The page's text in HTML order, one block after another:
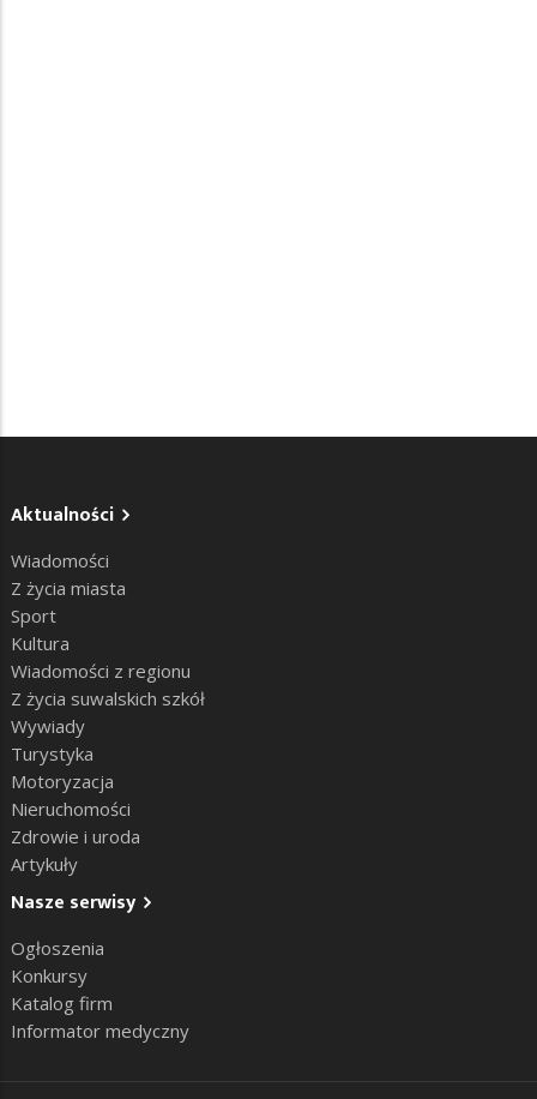
Aktualności
Wiadomości
Z życia miasta
Sport
Kultura
Wiadomości z regionu
Z życia suwalskich szkół
Wywiady
Turystyka
Motoryzacja
Nieruchomości
Zdrowie i uroda
Artykuły
Nasze serwisy
Ogłoszenia
Konkursy
Katalog firm
Informator medyczny